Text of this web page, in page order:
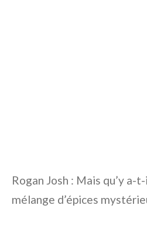
Rogan Josh : Mais qu’y a-
mélange d’épices